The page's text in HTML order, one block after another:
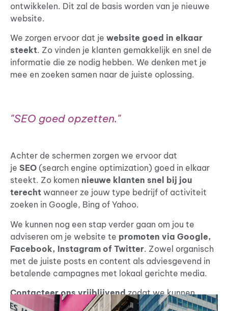
ontwikkelen. Dit zal de basis worden van je nieuwe
website.
We zorgen ervoor dat je website goed in elkaar
steekt. Zo vinden je klanten gemakkelijk en snel de
informatie die ze nodig hebben. We denken met je
mee en zoeken samen naar de juiste oplossing.
"SEO goed opzetten."
Achter de schermen zorgen we ervoor dat
je SEO (search engine optimization) goed in elkaar
steekt. Zo komen nieuwe klanten snel bij jou
terecht wanneer ze jouw type bedrijf of activiteit
zoeken in Google, Bing of Yahoo.
We kunnen nog een stap verder gaan om jou te
adviseren om je website te promoten via Google,
Facebook, Instagram of Twitter. Zowel organisch
met de juiste posts en content als adviesgevend in
betalende campagnes met lokaal gerichte media.
Contacteer ons vrijblijvendzodat we kunnen
kijken hoe we jouw bedrijf kunnen helpen.